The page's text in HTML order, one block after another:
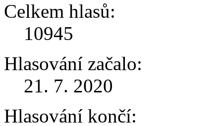
Celkem hlasů:
10945
Hlasování začalo:
21. 7. 2020
Hlasování končí: